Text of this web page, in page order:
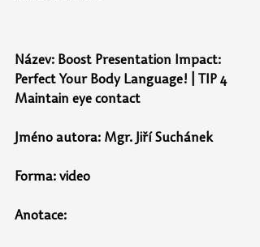
Název: Boost Presentation Impact:
Perfect Your Body Language! | TIP 4
Maintain eye contact
Jméno autora: Mgr. Jiří Suchánek
Forma: video
Anotace: